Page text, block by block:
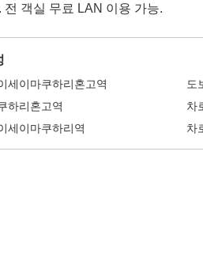
객실 무료 LAN 이용 가능.
세이마쿠하리혼고역 도
하리혼고역
차
세이마쿠하리역
차